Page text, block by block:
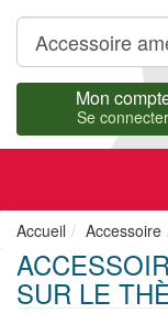
Mon
Se connecter
Accueil Accessoire
SUR LE